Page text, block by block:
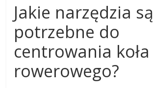
Jakie narzędzia są
potrzebne do
centrowania koła
rowerowego?